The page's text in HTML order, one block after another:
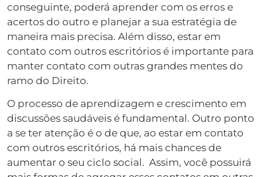
conseguinte, poderá aprender com os erros e
acertos do outro e planejar a sua estratégia de
maneira mais precisa. Além disso, estar em
contato com outros escritórios é importante para
manter contato com outras grandes mentes do
ramo do Direito.
O processo de aprendizagem e crescimento em
discussões saudáveis é fundamental. Outro ponto
a se ter atenção é o de que, ao estar em contato
com outros escritórios, há mais chances de
aumentar o seu ciclo social. Assim, você possuirá